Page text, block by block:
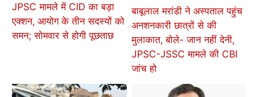
JPSC मामले में CID का बड़ा
एक्शन, आयोग के तीन सदस्यों को
समन; सोमवार से होगी पूछताछ
बाबूलाल मरांडी ने अस्पताल पहुंच
अनशनकारी छात्रों से की
मुलाकात, बोले- जान नहीं देनी,
JPSC-JSSC मामले की CBI
जांच हो